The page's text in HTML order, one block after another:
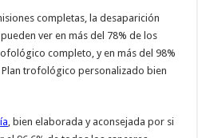
completas, la desaparición
ver en más del 78% de los
completo, y en más del 98%
trofológico personalizado bien
, bien elaborada y aconsejada por si